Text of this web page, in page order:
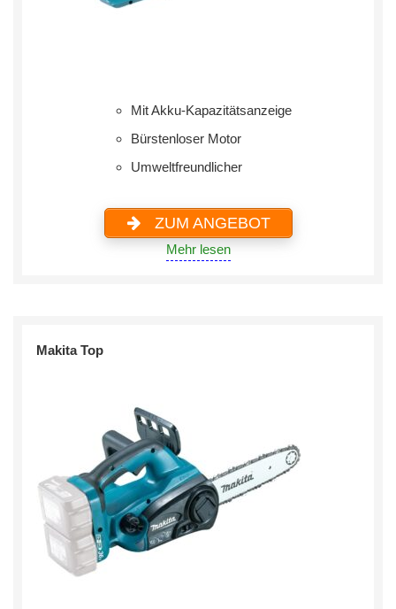
Mit Akku-Kapazitätsanzeige
Bürstenloser Motor
Umweltfreundlicher
ZUM ANGEBOT
Mehr lesen
Makita Top